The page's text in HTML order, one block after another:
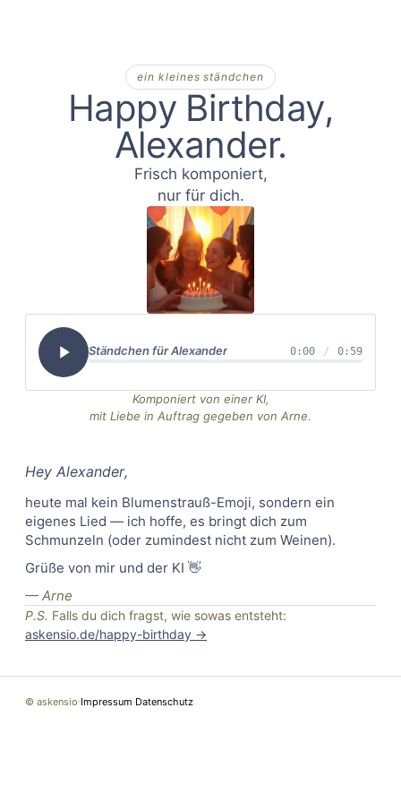
ein kleines ständchen
Happy Birthday,
Alexander
Frisch komponiert,
nur für dich.
Ständchen fürAlexander 0:00 / 0:59
Komponiert von einer KI,
mit Liebe in Auftrag gegeben von Arne.
Hey Alexander,
heute mal kein Blumenstrauß-Emoji, sondern ein
eigenes Lied — ich hoffe, es bringt dich zum
Schmunzeln (oder zumindest nicht zum Weinen).
Grüße von mir und der KI 👋
— Arne
P.S. Falls du dich fragst, wie sowas entsteht:
askensio.de/happy-birthday →
© askensio·Impressum·Datenschutz